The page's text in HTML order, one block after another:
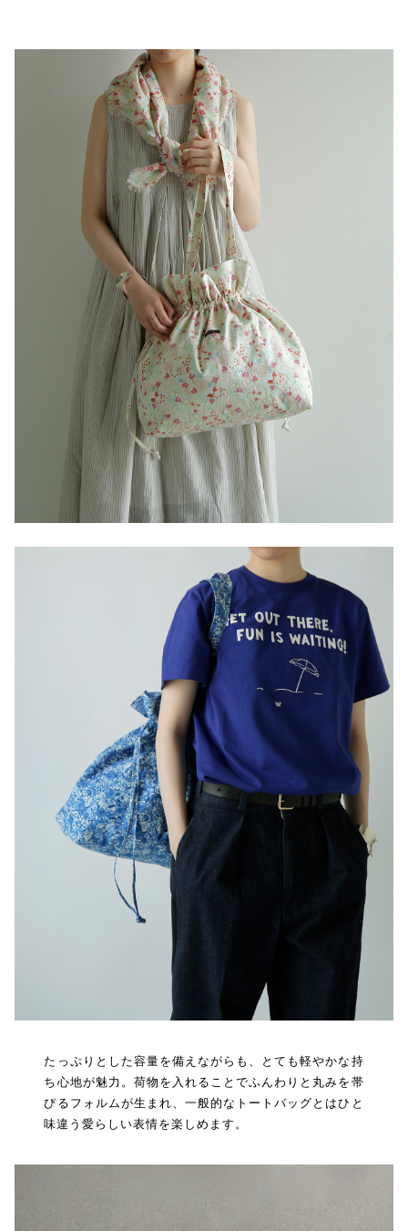
たっぷりとした容量を備えながらも、とても軽やかな持
ち心地が魅力。荷物を入れることでふんわりと丸みを帯
びるフォルムが生まれ、一般的なトートバッグとはひと
味違う愛らしい表情を楽しめます。